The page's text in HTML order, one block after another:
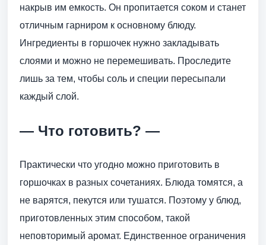
накрыв им емкость. Он пропитается соком и станет
отличным гарниром к основному блюду.
Ингредиенты в горшочек нужно закладывать
слоями и можно не перемешивать. Проследите
лишь за тем, чтобы соль и специи пересыпали
каждый слой.
— Что готовить? —
Практически что угодно можно приготовить в
горшочках в разных сочетаниях. Блюда томятся, а
не варятся, пекутся или тушатся. Поэтому у блюд,
приготовленных этим способом, такой
неповторимый аромат. Единственное ограничения